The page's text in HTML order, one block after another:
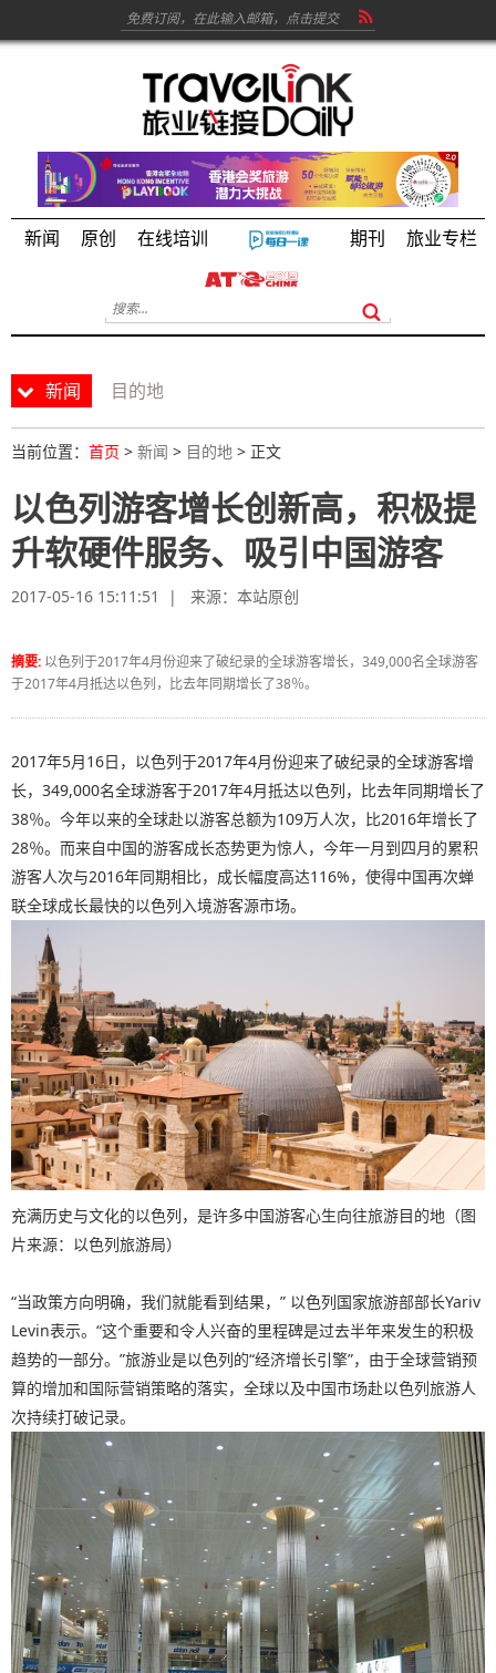
新闻 原创 在线培训 期刊 旅业专栏
新闻 目的地
当前位置： 首页 > 新闻 > 目的地 > 正文
以色列游客增长创新高，积极提
升软硬件服务、吸引中国游客
2017-05-16 15:11:51 | 来源： 本站原创
摘要: 以色列于2017年4月份迎来了破纪录的全球游客增长，349,000名全球游客
于2017年4月抵达以色列，比去年同期增长了38％。
2017年5月16日，以色列于2017年4月份迎来了破纪录的全球游客增
长，349,000名全球游客于2017年4月抵达以色列，比去年同期增长了
38％。今年以来的全球赴以游客总额为109万人次，比2016年增长了
28％。而来自中国的游客成长态势更为惊人，今年一月到四月的累积
游客人次与2016年同期相比，成长幅度高达116%，使得中国再次蝉
联全球成长最快的以色列入境游客源市场。
充满历史与文化的以色列，是许多中国游客心生向往旅游目的地（图
片来源：以色列旅游局）
“当政策方向明确，我们就能看到结果，” 以色列国家旅游部部长Yariv
Levin表示。“这个重要和令人兴奋的里程碑是过去半年来发生的积极
趋势的一部分。”旅游业是以色列的“经济增长引擎”，由于全球营销预
算的增加和国际营销策略的落实，全球以及中国市场赴以色列旅游人
次持续打破记录。